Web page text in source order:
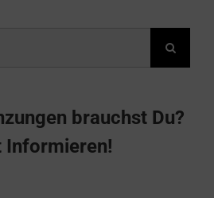
brauchst Du?
Informieren!